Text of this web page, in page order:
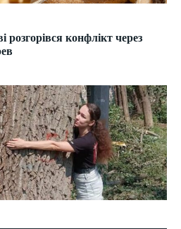
розгорівся конфлікт через